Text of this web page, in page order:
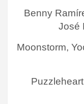
Benny
José
Moonstorm,